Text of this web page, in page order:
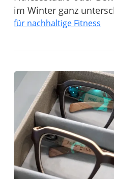
im Winter ganz
für nachhaltige Fitness